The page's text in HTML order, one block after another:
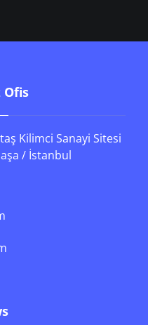
Ofis
Kilimci Sanayi Sitesi
/ İstanbul